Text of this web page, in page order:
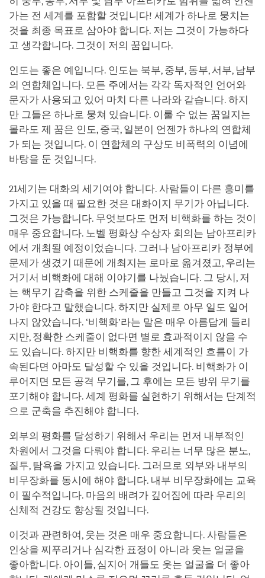
가는 전 세계를 포함할 것입니다! 세계가 하나로 뭉치는
것을 최종 목표로 삼아야 합니다. 저는 그것이 가능하다
고 생각합니다. 그것이 저의 꿈입니다.
인도는 좋은 예입니다. 인도는 북부, 중부, 동부, 서부, 남부
의 연합체입니다. 모든 주에서는 각각 독자적인 언어와
문자가 사용되고 있어 마치 다른 나라와 같습니다. 하지
만 그들은 하나로 뭉쳐 있습니다. 이룰 수 없는 꿈일지는
몰라도 제 꿈은 인도, 중국, 일본이 언젠가 하나의 연합체
가 되는 것입니다. 이 연합체의 구상도 비폭력의 이념에
바탕을 둔 것입니다.
21세기는 대화의 세기여야 합니다. 사람들이 다른 흥미를
가지고 있을 때 필요한 것은 대화이지 무기가 아닙니다.
그것은 가능합니다. 무엇보다도 먼저 비핵화를 하는 것이
매우 중요합니다. 노벨 평화상 수상자 회의는 남아프리카
에서 개최될 예정이었습니다. 그러나 남아프리카 정부에
문제가 생겼기 때문에 개최지는 로마로 옮겨졌고, 우리는
거기서 비핵화에 대해 이야기를 나눴습니다. 그 당시, 저
는 핵무기 감축을 위한 스케줄을 만들고 그것을 지켜 나
가야 한다고 말했습니다. 하지만 실제로 아무 일도 일어
나지 않았습니다. ‘비핵화’라는 말은 매우 아름답게 들리
지만, 정확한 스케줄이 없다면 별로 효과적이지 않을 수
도 있습니다. 하지만 비핵화를 향한 세계적인 흐름이 가
속된다면 아마도 달성할 수 있을 것입니다. 비핵화가 이
루어지면 모든 공격 무기를, 그 후에는 모든 방위 무기를
포기해야 합니다. 세계 평화를 실현하기 위해서는 단계적
으로 군축을 추진해야 합니다.
외부의 평화를 달성하기 위해서 우리는 먼저 내부적인
차원에서 그것을 다뤄야 합니다. 우리는 너무 많은 분노,
질투, 탐욕을 가지고 있습니다. 그러므로 외부와 내부의
비무장화를 동시에 해야 합니다. 내부 비무장화에는 교육
이 필수적입니다. 마음의 배려가 깊어짐에 따라 우리의
신체적 건강도 향상될 것입니다.
이것과 관련하여, 웃는 것은 매우 중요합니다. 사람들은
인상을 찌푸리거나 심각한 표정이 아니라 웃는 얼굴을
좋아합니다. 아이들, 심지어 개들도 웃는 얼굴을 더 좋아